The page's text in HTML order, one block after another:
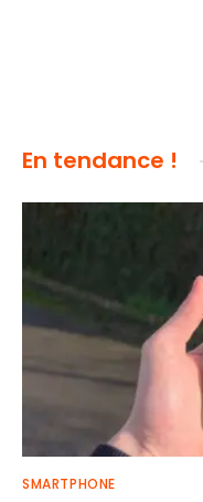
En tendance !
SMARTPHONE